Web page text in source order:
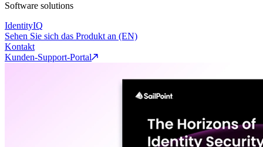
Software solutions
IdentityIQ
Sehen Sie sich das Produkt an (EN)
Kontakt
Kunden-Support-Portal